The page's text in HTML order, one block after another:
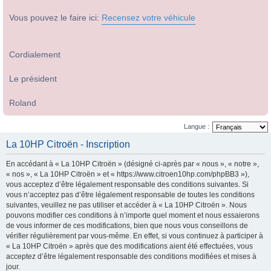
Vous pouvez le faire ici: Recensez votre véhicule
Cordialement
Le président
Roland
Langue :
La 10HP Citroën - Inscription
En accédant à « La 10HP Citroën » (désigné ci-après par « nous », « notre »,
« nos », « La 10HP Citroën » et « https://www.citroen10hp.com/phpBB3 »),
vous acceptez d’être légalement responsable des conditions suivantes. Si
vous n’acceptez pas d’être légalement responsable de toutes les conditions
suivantes, veuillez ne pas utiliser et accéder à « La 10HP Citroën ». Nous
pouvons modifier ces conditions à n’importe quel moment et nous essaierons
de vous informer de ces modifications, bien que nous vous conseillons de
vérifier régulièrement par vous-même. En effet, si vous continuez à participer à
« La 10HP Citroën » après que des modifications aient été effectuées, vous
acceptez d’être légalement responsable des conditions modifiées et mises à
jour.